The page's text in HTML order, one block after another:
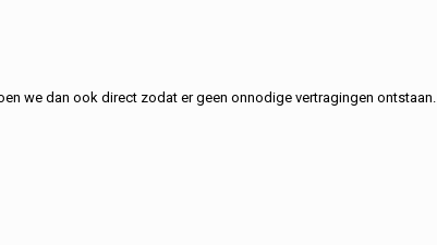
we dan ook direct zodat er geen onnodige vertragingen ontstaan.